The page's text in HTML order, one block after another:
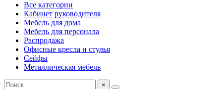
Все категории
Кабинет руководителя
Мебель для дома
Мебель для персонала
Распродажа
Офисные кресла и стулья
Сейфы
Металлическая мебель
×